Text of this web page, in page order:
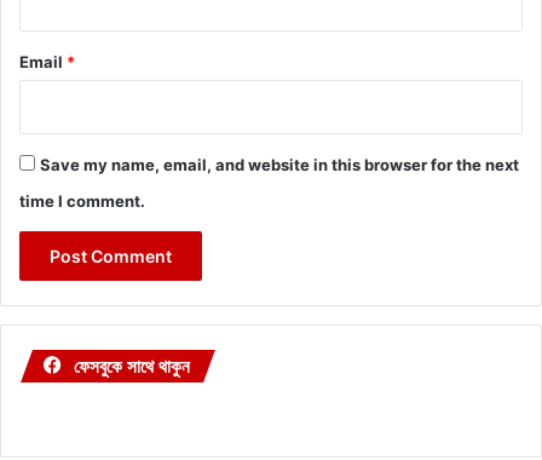
Email *
Save my name, email, and website in this browser for the next
time I comment.
ফেসবুকে সাথে থাকুন